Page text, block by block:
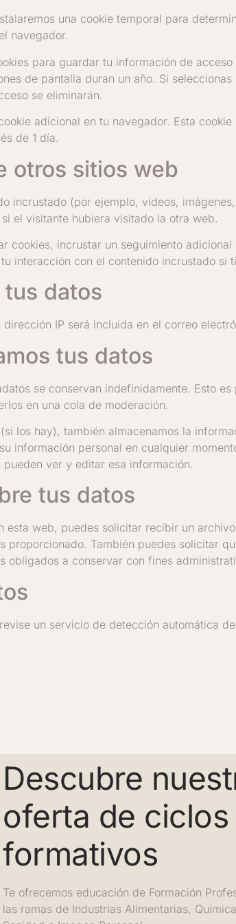
una cookie temporal para
navegador.
para guardar tu información de
de pantalla duran un año. Si
se eliminarán.
adicional en tu navegador. Esta
de 1 día.
otros sitios web
incrustado (por ejemplo, vídeos,
el visitante hubiera visitado la otra web.
cookies, incrustar un seguimiento
interacción con el contenido incrustado si
datos
IP será incluida en el correo
tus datos
se conservan indefinidamente. Esto
en una cola de moderación.
los hay), también almacenamos la
información personal en cualquier
ver y editar esa información.
tus datos
esta web, puedes solicitar recibir un
proporcionado. También puedes solicitar
obligados a conservar con fines
un servicio de detección automática
Descubre
oferta de ciclos
formativos
Te ofrecemos educación de Formación
las ramas de Industrias Alimentarias,